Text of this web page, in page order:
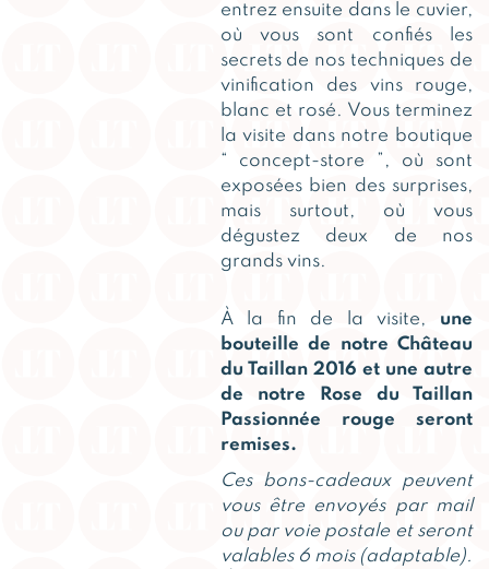
entrez ensuite dans le cuvier,
où vous sont confiés les
secrets de nos techniques de
vinification des vins rouge,
blanc et rosé. Vous terminez
la visite dans notre boutique
“ concept-store ”, où sont
exposées bien des surprises,
mais surtout, où vous
dégustez deux de nos
grands vins.
À la fin de la visite, une
bouteille de notre Château
du Taillan 2016 et une autre
de notre Rose du Taillan
Passionnée rouge seront
remises.
Ces bons-cadeaux peuvent
vous être envoyés par mail
ou par voie postale et seront
valables 6 mois (adaptable).